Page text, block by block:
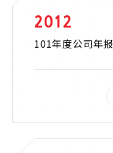
2012
101年度公司年报